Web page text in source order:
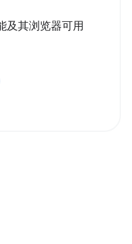
及其浏览器可用